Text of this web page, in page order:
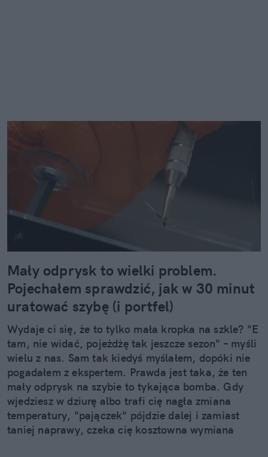
Mały odprysk to wielki problem.
Pojechałem sprawdzić, jak w 30 minut
uratować szybę (i portfel)
Wydaje ci się, że to tylko mała kropka na szkle? "E
tam, nie widać, pojeżdżę tak jeszcze sezon" – myśli
wielu z nas. Sam tak kiedyś myślałem, dopóki nie
pogadałem z ekspertem. Prawda jest taka, że ten
mały odprysk na szybie to tykająca bomba. Gdy
wjedziesz w dziurę albo trafi cię nagła zmiana
temperatury, "pajączek" pójdzie dalej i zamiast
taniej naprawy, czeka cię kosztowna wymiana